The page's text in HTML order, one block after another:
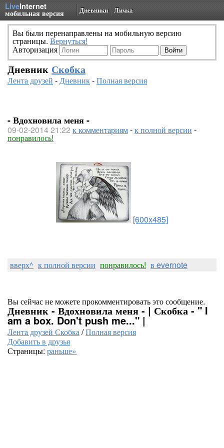
LiveInternet
мобильная версия Дневники Личка
Вы были перенаправлены на мобильную версию
страницы. Вернуться!
Авторизация
Дневник Скобка
Лента друзей -Дневник-Полная версия
- Вдохновила меня -
09-02-2014 21:22 к комментариям-к полной версии -
понравилось!
[600x485]
вверх^ к полной версии понравилось! в evernote
Вы сейчас не можете прокомментировать это сообщение.
Дневник - Вдохновила меня - | Скобка - " I
am a box. Don't push me..." |
Лента друзей Скобка/Полная версия
Добавить в друзья
Страницы: раньше»